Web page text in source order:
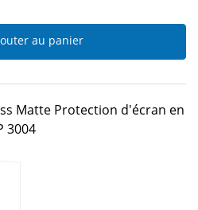
au panier
Matte Protection d'écran en
3004